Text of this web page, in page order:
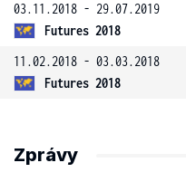
03.11.2018 - 29.07.2019
Futures 2018
11.02.2018 - 03.03.2018
Futures 2018
Zprávy